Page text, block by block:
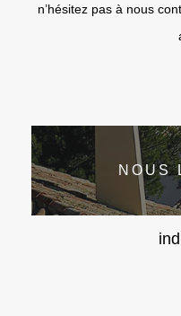
n’hésitez pas à nous
NOUS